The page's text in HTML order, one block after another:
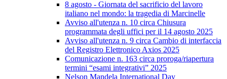
8 agosto - Giornata del sacrificio del lavoro
italiano nel mondo: la tragedia di Marcinelle
Avviso all'utenza n. 10 circa Chiusura
programmata degli uffici per il 14 agosto 2025
Avviso all'utenza n. 9 circa Cambio di interfaccia
del Registro Elettronico Axios 2025
Comunicazione n. 163 circa proroga/riapertura
termini “esami integrativi” 2025
Nelson Mandela International Day